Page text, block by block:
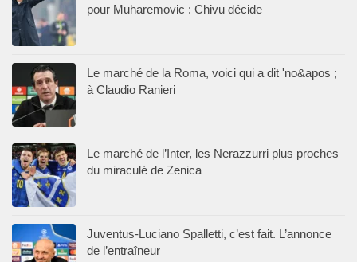
pour Muharemovic : Chivu décide
Le marché de la Roma, voici qui a dit 'no&apos ;
à Claudio Ranieri
Le marché de l’Inter, les Nerazzurri plus proches
du miraculé de Zenica
Juventus-Luciano Spalletti, c’est fait. L’annonce
de l’entraîneur